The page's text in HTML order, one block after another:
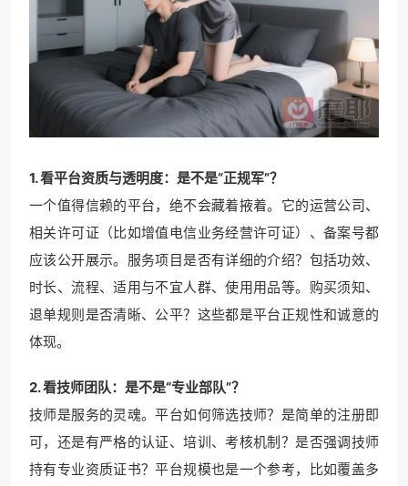
1. 看平台资质与透明度：是不是“正规军”？
一个值得信赖的平台，绝不会藏着掖着。它的运营公司、
相关许可证（比如增值电信业务经营许可证）、备案号都
应该公开展示。服务项目是否有详细的介绍？包括功效、
时长、流程、适用与不宜人群、使用用品等。购买须知、
退单规则是否清晰、公平？这些都是平台正规性和诚意的
体现。
2. 看技师团队：是不是“专业部队”？
技师是服务的灵魂。平台如何筛选技师？是简单的注册即
可，还是有严格的认证、培训、考核机制？是否强调技师
持有专业资质证书？平台规模也是一个参考，比如覆盖多